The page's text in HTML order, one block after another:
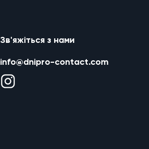
Зв'яжіться з нами
info@dnipro-contact.com